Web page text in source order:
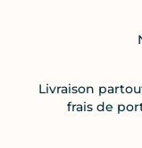
Livraison
frais de